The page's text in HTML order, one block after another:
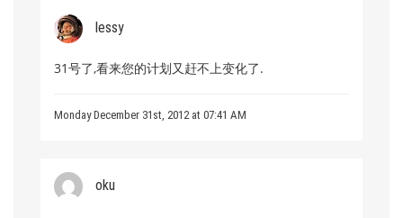
lessy
31号了,看来您的计划又赶不上变化了.
Monday December 31st, 2012 at 07:41 AM
oku